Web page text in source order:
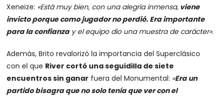
Xeneize: «Está muy bien, con una alegría inmensa, viene
invicto porque como jugador no perdió. Era importante
para la confianzay el equipo dio una muestra de carácter».
Además, Brito revalorizó la importancia del Superclásico
con el que River cortó una seguidilla de siete
encuentros sin ganar fuera del Monumental: «Era un
partido bisagra que no solo tenía que ver con el